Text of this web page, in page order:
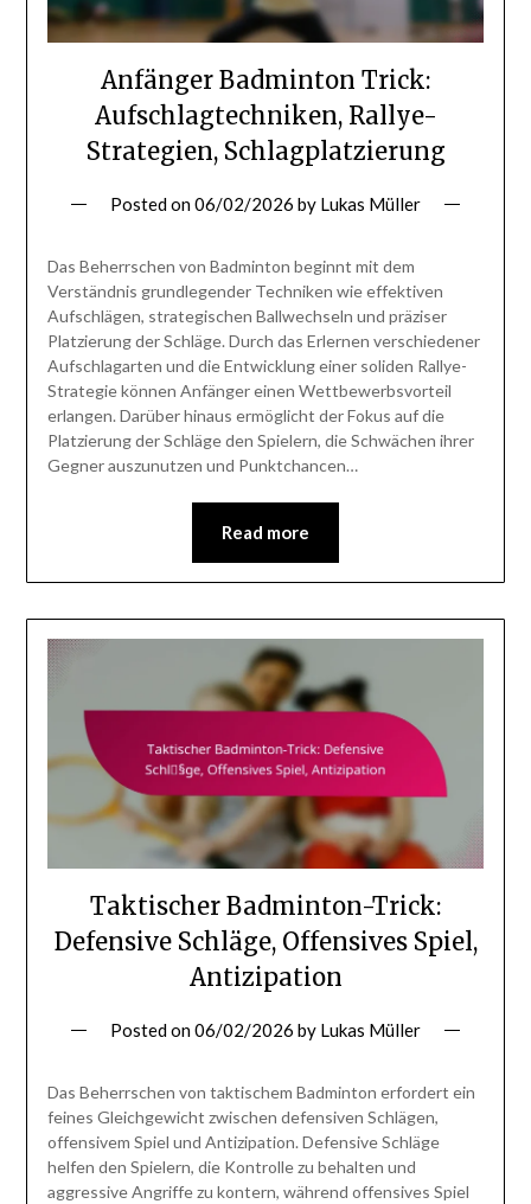
Anfänger Badminton Trick:
Aufschlagtechniken, Rallye-
Strategien, Schlagplatzierung
Posted on06/02/2026 by Lukas Müller
Das Beherrschen von Badminton beginnt mit dem
Verständnis grundlegender Techniken wie effektiven
Aufschlägen, strategischen Ballwechseln und präziser
Platzierung der Schläge. Durch das Erlernen verschiedener
Aufschlagarten und die Entwicklung einer soliden Rallye-
Strategie können Anfänger einen Wettbewerbsvorteil
erlangen. Darüber hinaus ermöglicht der Fokus auf die
Platzierung der Schläge den Spielern, die Schwächen ihrer
Gegner auszunutzen und Punktchancen…
Read more
Taktischer Badminton-Trick:
Defensive Schläge, Offensives Spiel,
Antizipation
Posted on06/02/2026 by Lukas Müller
Das Beherrschen von taktischem Badminton erfordert ein
feines Gleichgewicht zwischen defensiven Schlägen,
offensivem Spiel und Antizipation. Defensive Schläge
helfen den Spielern, die Kontrolle zu behalten und
aggressive Angriffe zu kontern, während offensives Spiel